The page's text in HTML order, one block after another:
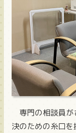
専門の相談員が
決のための糸口を